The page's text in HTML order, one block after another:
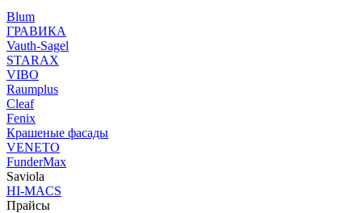
Blum
ГРАВИКА
Vauth-Sagel
STARAX
VIBO
Raumplus
Cleaf
Fenix
Крашеные фасады
VENETO
FunderMax
Saviola
HI-MACS
Прайсы